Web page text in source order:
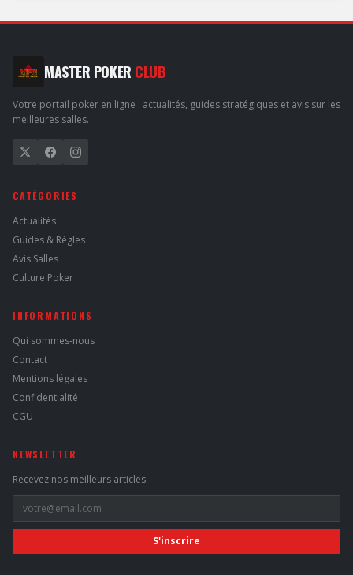
MASTER POKER CLUB
Votre portail poker en ligne : actualités, guides stratégiques et avis sur les
meilleures salles.
CATÉGORIES
Actualités
Guides & Règles
Avis Salles
Culture Poker
INFORMATIONS
Qui sommes-nous
Contact
Mentions légales
Confidentialité
CGU
NEWSLETTER
Recevez nos meilleurs articles.
S'inscrire